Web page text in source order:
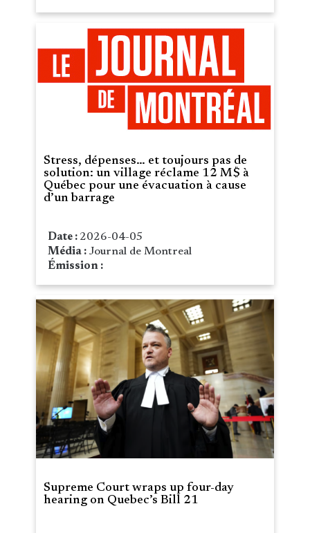
Stress, dépenses… et toujours pas de
solution: un village réclame 12 M$ à
Québec pour une évacuation à cause
d’un barrage
Date : 2026-04-05
Média : Journal de Montreal
Émission :
Supreme Court wraps up four-day
hearing on Quebec’s Bill 21